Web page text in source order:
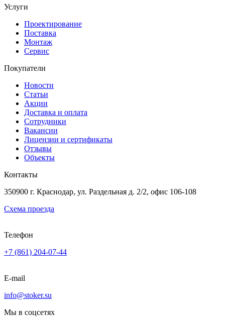
Услуги
Проектирование
Поставка
Монтаж
Сервис
Покупатели
Новости
Статьи
Акции
Доставка и оплата
Сотрудники
Вакансии
Лицензии и сертификаты
Отзывы
Объекты
Контакты
350900 г. Краснодар, ул. Раздельная д. 2/2, офис 106-108
Схема проезда
Телефон
+7 (861) 204-07-44
E-mail
info@stoker.su
Мы в соцсетях